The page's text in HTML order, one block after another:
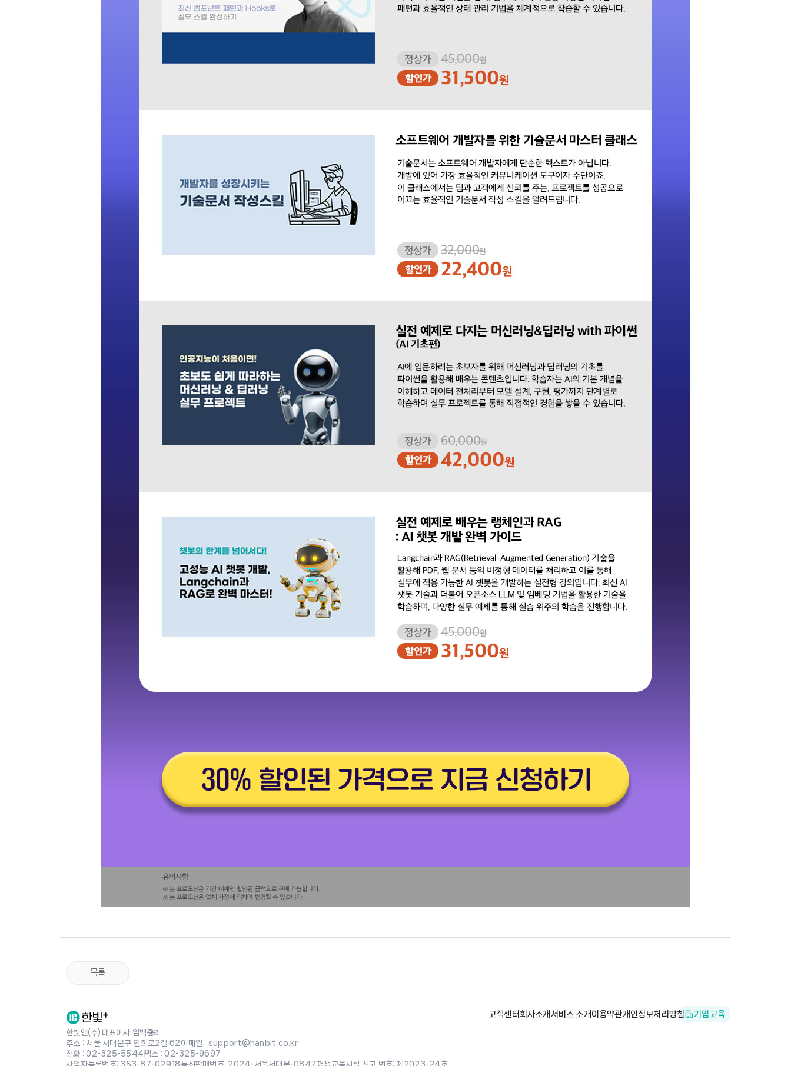
목록
고객센터회사소개서비스 소개이용약관개인정보처리방침 기업교육
한빛앤(주) 대표이사 임백준
주소 : 서울 서대문구 연희로2길 62 |이메일 : support@hanbit.co.kr
전화 : 02-325-5544|팩스 : 02-325-9697
사업자등록번호: 353-87-02918|통신판매번호: 2024-서울서대문-0847 |평생교육시설 신고 번호: 제2023-24호